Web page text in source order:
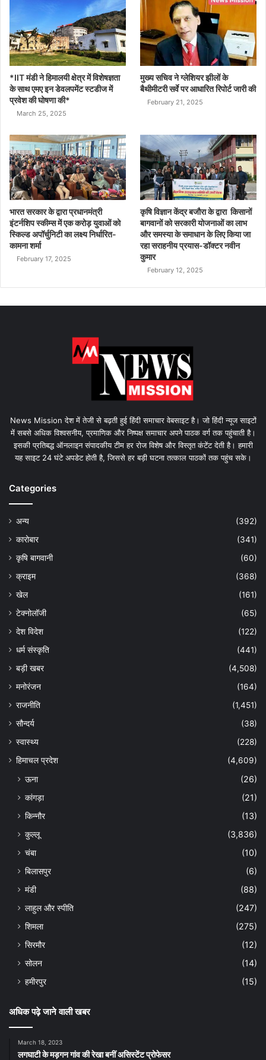
*IIT मंडी ने हिमालयी क्षेत्र में विशेषज्ञता
के साथ एमए इन डेवलपमेंट स्टडीज में
प्रवेश की घोषणा की*
March 25, 2025
मुख्य सचिव ने ग्लेशियर झीलों के
बैथीमीटरी सर्वे पर आधारित रिपोर्ट जारी की
February 21, 2025
भारत सरकार के द्वारा प्रधानमंत्री
इंटर्नशिप स्कीम्स में एक करोड़ युवाओं को
स्किल्ड अपॉर्चुनिटी का लक्ष्य निर्धारित-
कामना शर्मा
February 17, 2025
कृषि विज्ञान केंद्र बजौरा के द्वारा किसानों
बागवानों को सरकारी योजनाओं का लाभ
और समस्या के समाधान के लिए किया जा
रहा सराहनीय प्रयास-डॉक्टर नवीन
कुमार
February 12, 2025
News Mission देश में तेजी से बढ़ती हुई हिंदी समाचार वेबसाइट है। जो हिंदी न्यूज साइटों
में सबसे अधिक विश्वसनीय, प्रमाणिक और निष्पक्ष समाचार अपने पाठक वर्ग तक पहुंचाती है।
इसकी प्रतिबद्ध ऑनलाइन संपादकीय टीम हर रोज विशेष और विस्तृत कंटेंट देती है। हमारी
यह साइट 24 घंटे अपडेट होती है, जिससे हर बड़ी घटना तत्काल पाठकों तक पहुंच सके।
Categories
अन्य
(392)
कारोबार
(341)
कृषि बागवानी
(60)
क्राइम
(368)
खेल
(161)
टेक्नोलॉजी
(65)
देश विदेश
(122)
धर्म संस्कृति
(441)
बड़ी खबर
(4,508)
मनोरंजन
(164)
राजनीति
(1,451)
सौन्दर्य
(38)
स्वास्थ्य
(228)
हिमाचल प्रदेश
(4,609)
ऊना
(26)
कांगड़ा
(21)
किन्नौर
(13)
कुल्लू
(3,836)
चंबा
(10)
बिलासपुर
(6)
मंडी
(88)
लाहुल और स्पीति
(247)
शिमला
(275)
सिरमौर
(12)
सोलन
(14)
हमीरपुर
(15)
अधिक पढ़े जाने वाली खबर
March 18, 2023
लगघाटी के मड़गन गांव की रेखा बनीं असिस्टेंट प्रोफेसर